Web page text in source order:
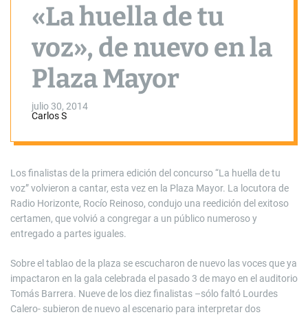
«La huella de tu
voz», de nuevo en la
Plaza Mayor
julio 30, 2014
Carlos S
Los finalistas de la primera edición del concurso “La huella de tu
voz” volvieron a cantar, esta vez en la Plaza Mayor. La locutora de
Radio Horizonte, Rocío Reinoso, condujo una reedición del exitoso
certamen, que volvió a congregar a un público numeroso y
entregado a partes iguales.
Sobre el tablao de la plaza se escucharon de nuevo las voces que ya
impactaron en la gala celebrada el pasado 3 de mayo en el auditorio
Tomás Barrera. Nueve de los diez finalistas –sólo faltó Lourdes
Calero- subieron de nuevo al escenario para interpretar dos